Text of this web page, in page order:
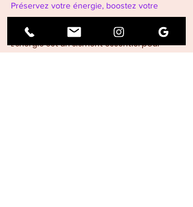
Préservez votre énergie, boostez votre
motivation
L’énergie est un élément essentiel pour